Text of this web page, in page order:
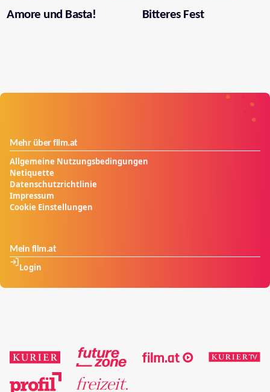
Amore und Basta! Bitteres Fest
Mehr über film.at
Allgemeine Nutzungsbedingungen
Netiquette
Datenschutzrichtlinie
Impressum
Cookie Einstellungen
Mein film.at
Login